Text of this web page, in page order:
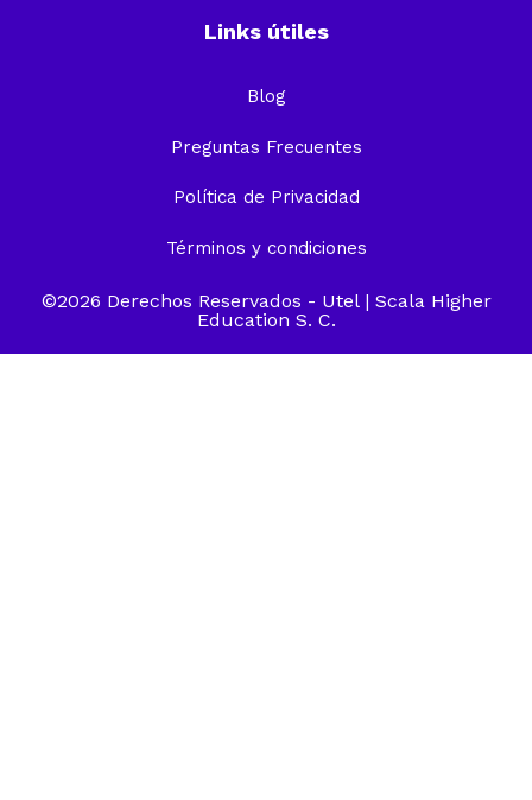
Links útiles
Blog
Preguntas Frecuentes
Política de Privacidad
Términos y condiciones
©2026 Derechos Reservados - Utel| Scala Higher
Education S. C.